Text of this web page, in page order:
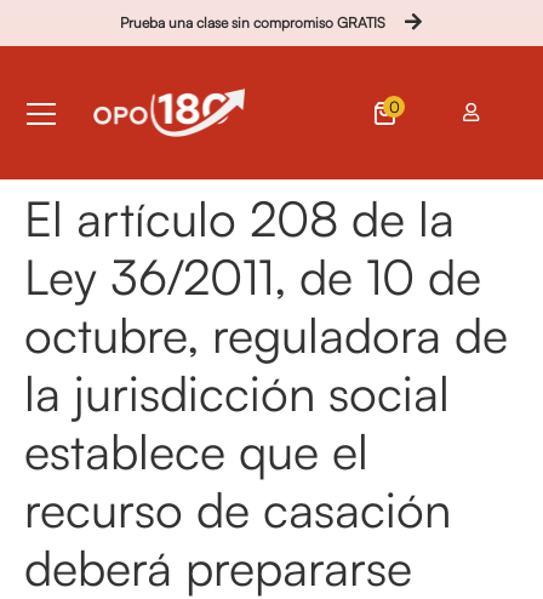
Prueba una clase sin compromiso GRATIS
0
El artículo 208 de la
Ley 36/2011, de 10 de
octubre, reguladora de
la jurisdicción social
establece que el
recurso de casación
deberá prepararse